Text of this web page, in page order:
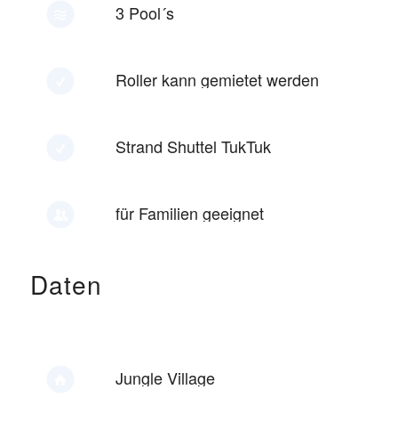
3 Pool´s
Roller kann gemietet werden
Strand Shuttel TukTuk
für Familien geeignet
Daten
Jungle Village